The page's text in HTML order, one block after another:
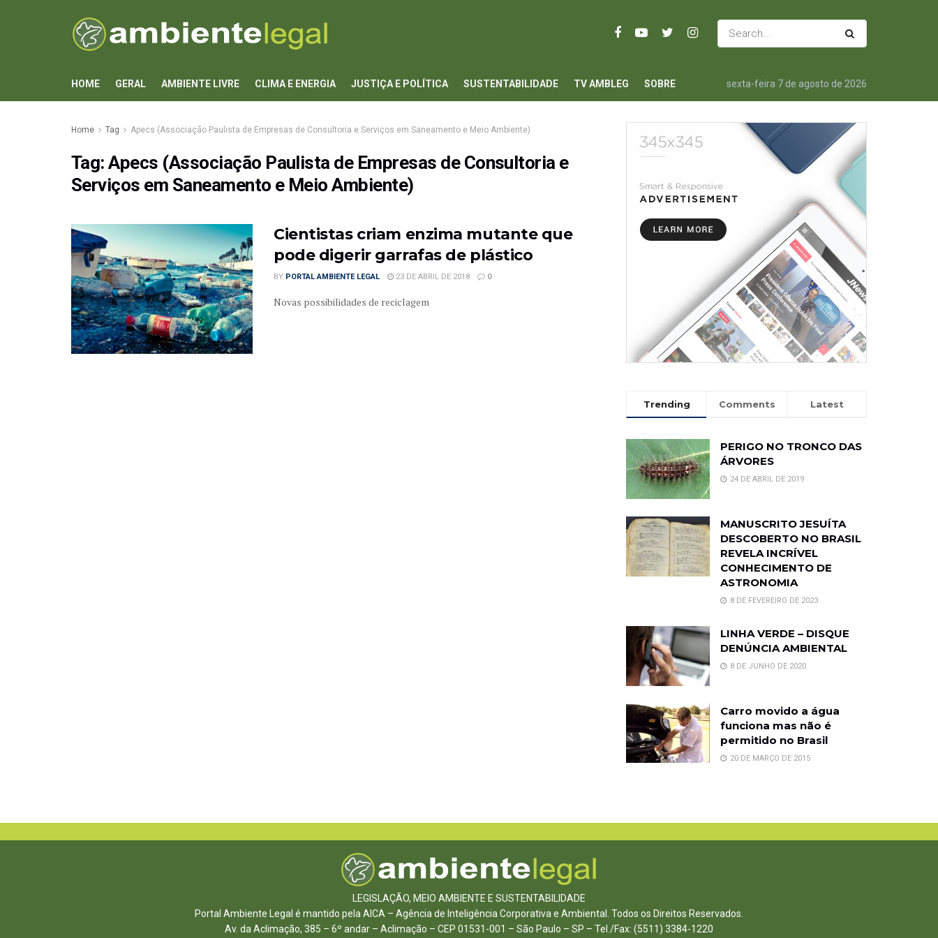
HOME GERAL AMBIENTE LIVRE CLIMA E ENERGIA JUSTIÇA E POLÍTICA SUSTENTABILIDADE TV AMBLEG SOBRE sexta-feira 7 de agosto de 2026
Home Tag Apecs (Associação Paulista de Empresas de Consultoria e Serviços em Saneamento e Meio Ambiente)
Tag:Apecs (Associação Paulista de Empresas de Consultoria e
Serviços em Saneamento e Meio Ambiente)
Cientistas criam enzima mutante que
pode digerir garrafas de plástico
BY PORTAL AMBIENTE LEGAL 23 DE ABRIL DE 2018 0
Novas possibilidades de reciclagem
Trending Comments Latest
PERIGO NO TRONCO DAS
ÁRVORES
24 DE ABRIL DE 2019
MANUSCRITO JESUÍTA
DESCOBERTO NO BRASIL
REVELA INCRÍVEL
CONHECIMENTO DE
ASTRONOMIA
8 DE FEVEREIRO DE 2023
LINHA VERDE – DISQUE
DENÚNCIA AMBIENTAL
8 DE JUNHO DE 2020
Carro movido a água
funciona mas não é
permitido no Brasil
20 DE MARÇO DE 2015
LEGISLAÇÃO, MEIO AMBIENTE E SUSTENTABILIDADE
Portal Ambiente Legal é mantido pela AICA – Agência de Inteligência Corporativa e Ambiental. Todos os Direitos Reservados.
Av. da Aclimação, 385 – 6º andar – Aclimação – CEP 01531-001 – São Paulo – SP – Tel./Fax: (5511) 3384-1220